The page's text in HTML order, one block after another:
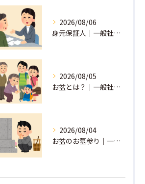
2026/08/06
身元保証人｜一般社団法人 星月
2026/08/05
お盆とは？｜一般社団法人 星月
2026/08/04
お盆のお墓参り｜一般社団法人 星月